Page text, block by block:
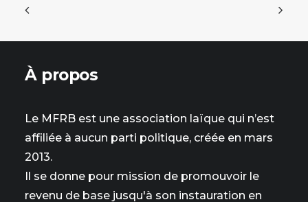
À propos
Le MFRB est une association laïque qui n’est
affiliée à aucun parti politique, créée en mars
2013.
Il se donne pour mission de promouvoir le
revenu de base jusqu'à son instauration en